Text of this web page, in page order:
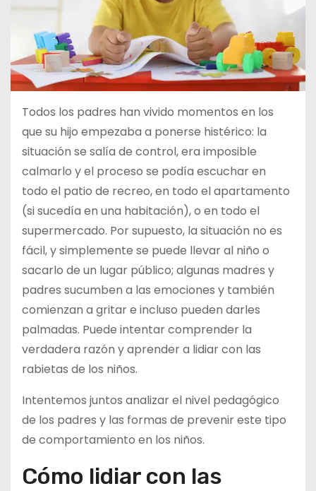
Todos los padres han vivido momentos en los
que su hijo empezaba a ponerse histérico: la
situación se salía de control, era imposible
calmarlo y el proceso se podía escuchar en
todo el patio de recreo, en todo el apartamento
(si sucedía en una habitación), o en todo el
supermercado. Por supuesto, la situación no es
fácil, y simplemente se puede llevar al niño o
sacarlo de un lugar público; algunas madres y
padres sucumben a las emociones y también
comienzan a gritar e incluso pueden darles
palmadas. Puede intentar comprender la
verdadera razón y aprender a lidiar con las
rabietas de los niños.
Intentemos juntos analizar el nivel pedagógico
de los padres y las formas de prevenir este tipo
de comportamiento en los niños.
Cómo lidiar con las